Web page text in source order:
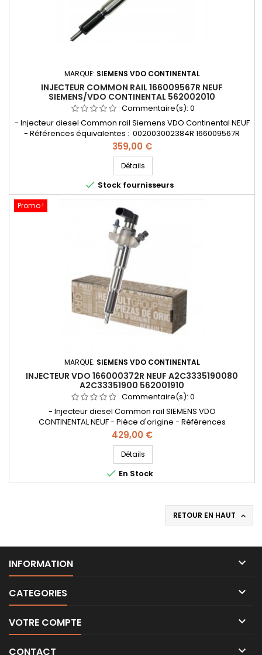
MARQUE: SIEMENS VDO CONTINENTAL
INJECTEUR COMMON RAIL 166009567R NEUF
SIEMENS/VDO CONTINENTAL 562002010
Commentaire(s): 0
- Injecteur diesel Common rail Siemens VDO Continental NEUF
- Références équivalentes : 002003002384R 166009567R
1660900Q0D 1660900Q0E 166090273R 406210118819 74473R
95529324 562002010 Pièce d'origine
Prix
359,00 €
Détails
 Stock fournisseurs
Promo !
MARQUE: SIEMENS VDO CONTINENTAL
INJECTEUR VDO 166000372R NEUF A2C3335190080
A2C33351900 562001910
Commentaire(s): 0
- Injecteur diesel Common rail SIEMENS VDO
CONTINENTAL NEUF - Pièce d'origine - Références
compatibles : A2C3335190080 , A2C33351900 , 166092452R ,
166097675R , 166000372R , 166093282R , 166007840R ,
1660000Q2K, 1660000Q2F, 1660000Q2H , 562001910 , 95523536 ,
95519033 , 95523532 , 44 23 649 - Pour motorisation Renault
Nissan 2.3L dCi et Opel 2.3 CDTi
Prix
429,00 €
Détails
 En Stock
RETOUR EN HAUT 
INFORMATION 
CATEGORIES 
VOTRE COMPTE 
CONTACT 